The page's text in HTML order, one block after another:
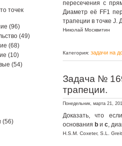
пересечения с
Диаметр её FF1
трапеции в точке J.
Николай Москвитин
Категория: задачи на
Задача №
трапеции.
Понедельник, марта 21,
Доказать, что
основания b и c,
H.S.M. Coxeter, S.L.
точек
(96)
(49)
(68)
(10)
(54)
(56)